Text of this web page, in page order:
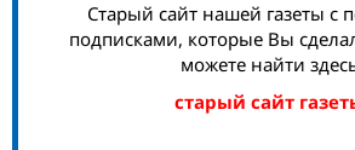
Старый сайт нашей газеты с
подписками, которые Вы
можете найти
старый сайт